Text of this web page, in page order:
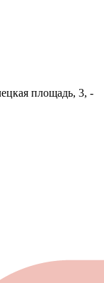
площадь, 3, -